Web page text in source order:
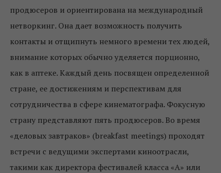
продюсеров и ориентирована на международный
нетворкинг. Она дает возможность получить
контакты и отщипнуть немного времени тех людей,
внимание которых обычно уделяется порционно,
как в аптеке. Каждый день посвящен определенной
стране, ее достижениям и перспективам для
сотрудничества в сфере кинематографа. Фокусную
страну представляют пять продюсеров. Во время
«деловых завтраков» (breakfast meetings) проходят
встречи с ведущими экспертами киноотрасли,
такими как директора фестивалей класса «А» или